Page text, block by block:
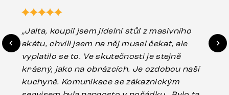
„Jalta, koupil jsem jídelní stůl z masivního
akátu, chvíli jsem na něj musel čekat, ale
vyplatilo se to. Ve skutečnosti je stejně
krásný, jako na obrázcích. Je ozdobou naší
kuchyně. Komunikace se zákaznickým